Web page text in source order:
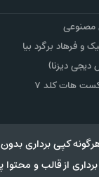
مصنوعی
فرهاد برگرد بیا
دیجی دیزنا)
هات کلد ۷
کپی برداری